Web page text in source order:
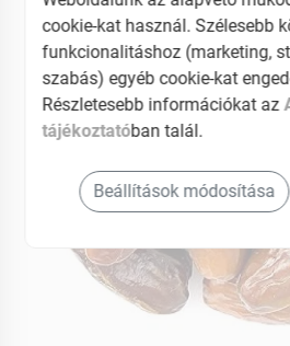
cookie-kat használ. Szélesebb
funkcionalitáshoz (marketing,
szabás) egyéb cookie-kat
Részletesebb információkat az
tájékoztatóban talál.
Beállítások módosítása